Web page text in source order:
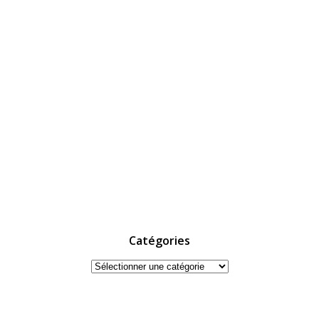
Catégories
Catégories